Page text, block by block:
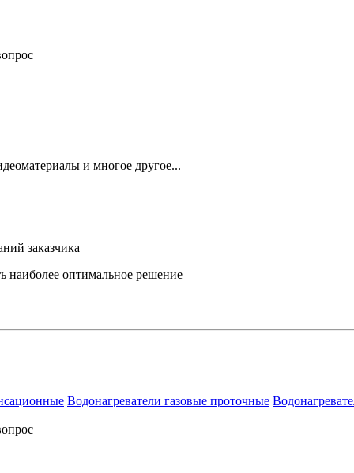
и многое другое...
заказчика
наиболее оптимальное решение
Водонагреватели газовые проточные